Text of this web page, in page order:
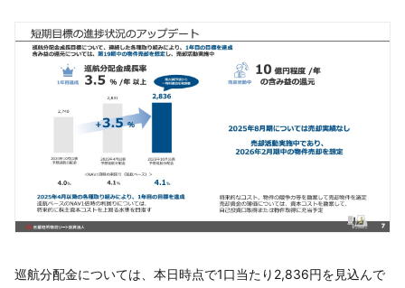
巡航分配金については、本日時点で1口当たり2,836円を見込んで